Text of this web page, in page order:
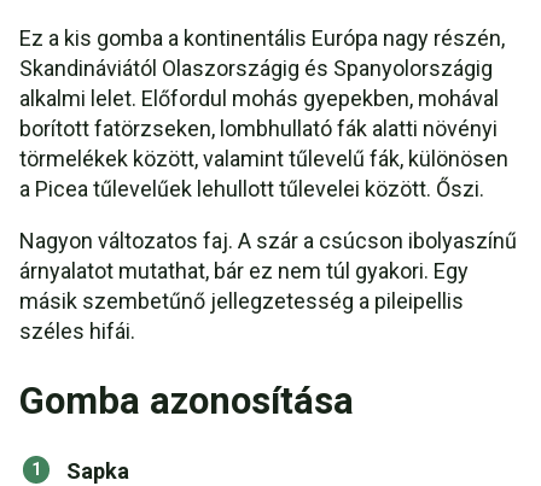
Ez a kis gomba a kontinentális Európa nagy részén,
Skandináviától Olaszországig és Spanyolországig
alkalmi lelet. Előfordul mohás gyepekben, mohával
borított fatörzseken, lombhullató fák alatti növényi
törmelékek között, valamint tűlevelű fák, különösen
a Picea tűlevelűek lehullott tűlevelei között. Őszi.
Nagyon változatos faj. A szár a csúcson ibolyaszínű
árnyalatot mutathat, bár ez nem túl gyakori. Egy
másik szembetűnő jellegzetesség a pileipellis
széles hifái.
Gomba azonosítása
Sapka